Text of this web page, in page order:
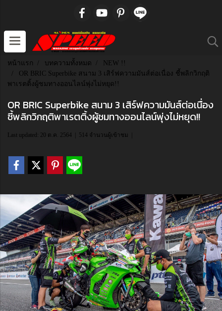
หน้าแรก บทความทั้งหมด
NEW !!
OR BRIC Superbike สนาม 3 เสิร์ฟความมันส์ต่อเนื่อง ชี้พลิกวิกฤติ
พาเรตติ้งผู้ชมทางออนไลน์พุ่งไม่หยุด!!
OR BRIC Superbike สนาม 3 เสิร์ฟความมันส์ต่อเนื่อง
ชี้พลิกวิกฤติพาเรตติ้งผู้ชมทางออนไลน์พุ่งไม่หยุด!!
Last updated: 20 ต.ค. 2564 514 จำนวนผู้เข้าชม